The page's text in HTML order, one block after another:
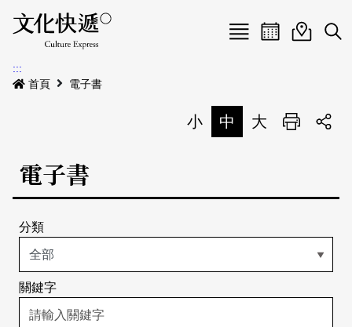
Menu
最新公告
本期專題
歷史專題
活動特區
活動列表
關於我們
網站導覽
活動日曆活動地圖
展
:::
首頁
電子書
小 中 大 列印
電子書
分類
關鍵字